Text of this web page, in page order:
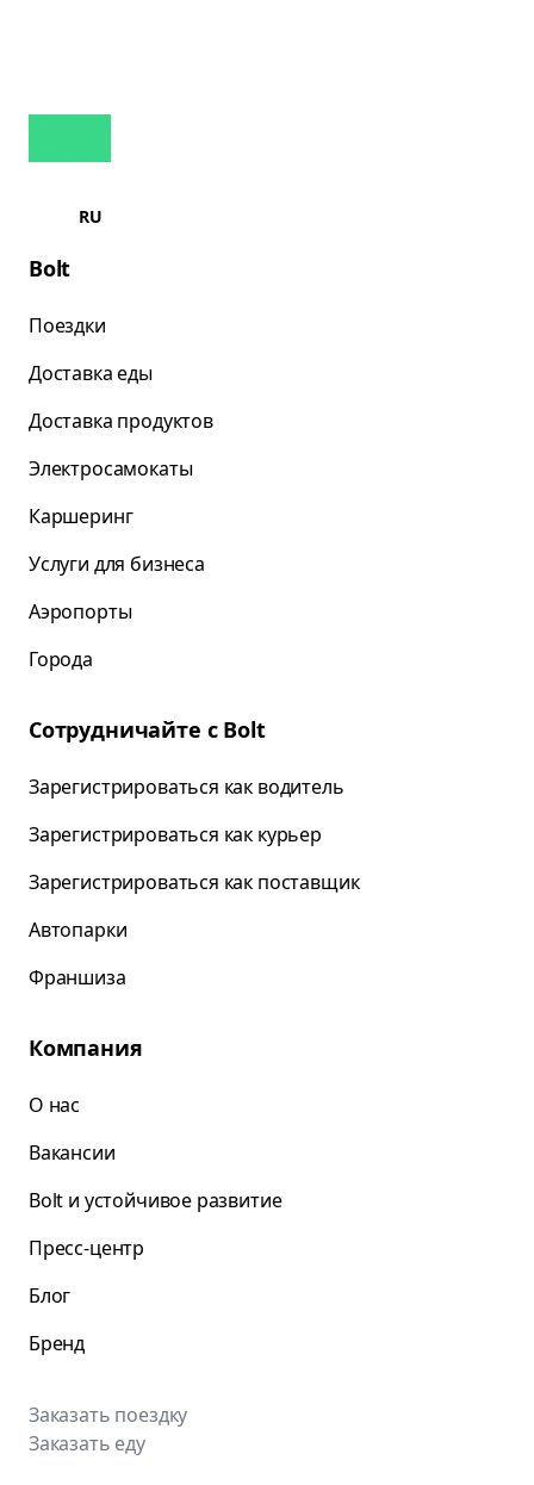
RU
Bolt
Поездки
Доставка еды
Доставка продуктов
Электросамокаты
Каршеринг
Услуги для бизнеса
Аэропорты
Города
Сотрудничайте с Bolt
Зарегистрироваться как водитель
Зарегистрироваться как курьер
Зарегистрироваться как поставщик
Автопарки
Франшиза
Компания
О нас
Вакансии
Bolt и устойчивое развитие
Пресс-центр
Блог
Бренд
Заказать поездку
Заказать еду